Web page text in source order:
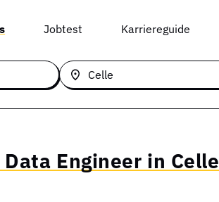
Jobtest Karriereguide
Engineer in Celle